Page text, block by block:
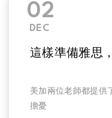
02
DEC
這樣準備雅思
美加兩位老師都提供
擔憂